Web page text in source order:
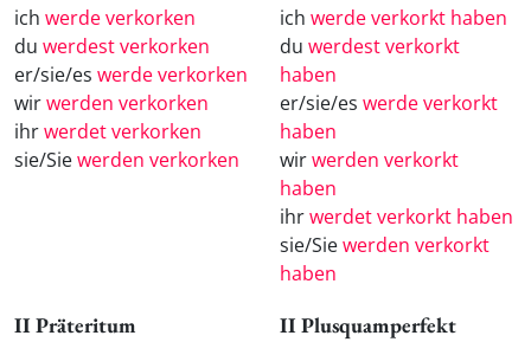
ich werde verkorken
du werdest verkorken
er/sie/es werde verkorken
wirwerden verkorken
ihrwerdet verkorken
sie/Siewerden verkorken
ich werde verkorkt haben
du werdest verkorkt
haben
er/sie/es werde verkorkt
haben
wirwerden verkorkt
haben
ihrwerdet verkorkt haben
sie/Siewerden verkorkt
haben
II Präteritum II Plusquamperfekt